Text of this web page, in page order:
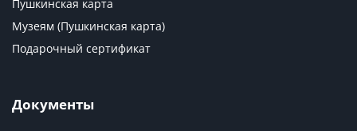
Пушкинская карта
Музеям (Пушкинская карта)
Подарочный сертификат
Документы